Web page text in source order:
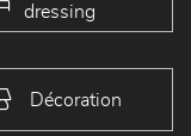
dressing
Décoration